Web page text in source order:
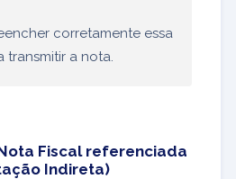
corretamente essa
transmitir a nota.
Fiscal referenciada
Indireta)